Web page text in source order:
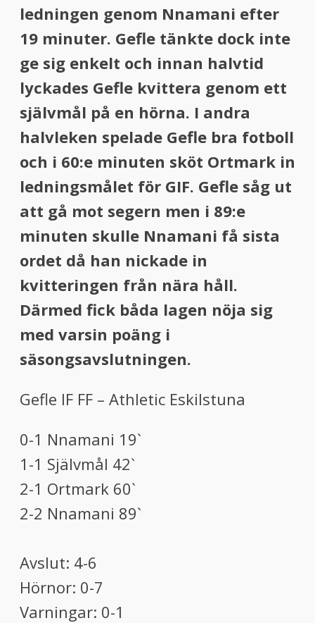
ledningen genom Nnamani efter
19 minuter. Gefle tänkte dock inte
ge sig enkelt och innan halvtid
lyckades Gefle kvittera genom ett
självmål på en hörna. I andra
halvleken spelade Gefle bra fotboll
och i 60:e minuten sköt Ortmark in
ledningsmålet för GIF. Gefle såg ut
att gå mot segern men i 89:e
minuten skulle Nnamani få sista
ordet då han nickade in
kvitteringen från nära håll.
Därmed fick båda lagen nöja sig
med varsin poäng i
säsongsavslutningen.
Gefle IF FF – Athletic Eskilstuna
0-1 Nnamani 19`
1-1 Självmål 42`
2-1 Ortmark 60`
2-2 Nnamani 89`
Avslut: 4-6
Hörnor: 0-7
Varningar: 0-1